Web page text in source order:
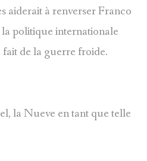
aiderait à renverser Franco
politique internationale
fait de la guerre froide.
la Nueve en tant que telle